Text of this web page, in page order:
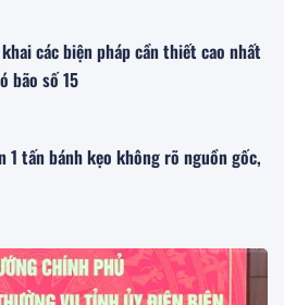
các biện pháp cần thiết cao nhất
bão số 15
1 tấn bánh kẹo không rõ nguồn gốc,